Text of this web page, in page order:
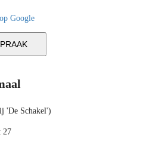
Google
'De Schakel')
27